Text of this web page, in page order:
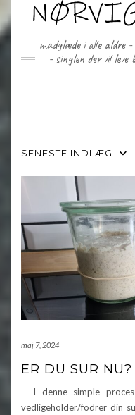
content
madglæde i alle aldre
- singlen der vil
SENESTE INDLÆG
maj 7, 2024
ER DU SUR NU?
I denne simple
vedligeholder/fodrer din